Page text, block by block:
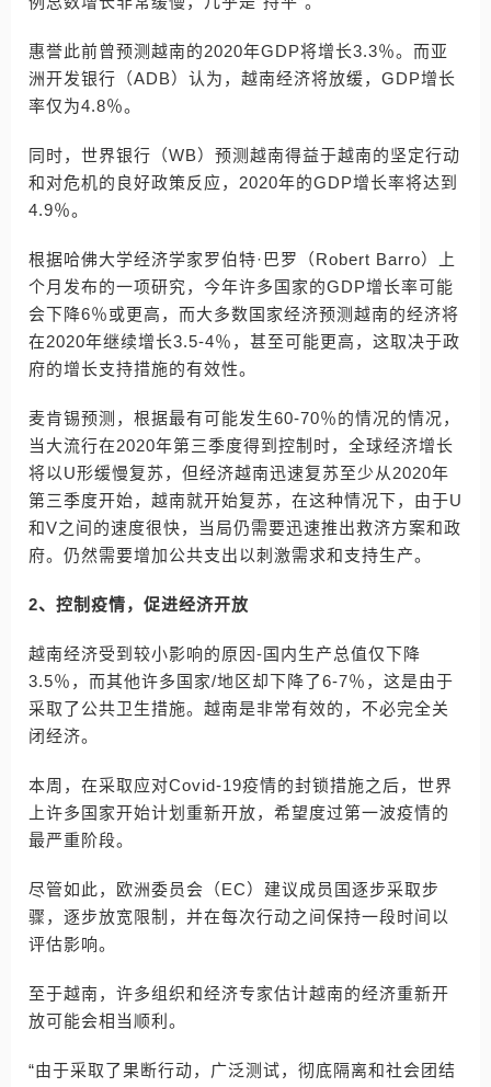
惠誉此前曾预测越南的2020年GDP将增长3.3％。而亚
洲开发银行（ADB）认为，越南经济将放缓，GDP增长
率仅为4.8％。
同时，世界银行（WB）预测越南得益于越南的坚定行动
和对危机的良好政策反应，2020年的GDP增长率将达到
4.9％。
根据哈佛大学经济学家罗伯特·巴罗（Robert Barro）上
个月发布的一项研究，今年许多国家的GDP增长率可能
会下降6％或更高，而大多数国家经济预测越南的经济将
在2020年继续增长3.5-4％，甚至可能更高，这取决于政
府的增长支持措施的有效性。
麦肯锡预测，根据最有可能发生60-70％的情况的情况，
当大流行在2020年第三季度得到控制时，全球经济增长
将以U形缓慢复苏，但经济越南迅速复苏至少从2020年
第三季度开始，越南就开始复苏，在这种情况下，由于U
和V之间的速度很快，当局仍需要迅速推出救济方案和政
府。仍然需要增加公共支出以刺激需求和支持生产。
2、控制疫情，促进经济开放
越南经济受到较小影响的原因-国内生产总值仅下降
3.5％，而其他许多国家/地区却下降了6-7％，这是由于
采取了公共卫生措施。越南是非常有效的，不必完全关
闭经济。
本周，在采取应对Covid-19疫情的封锁措施之后，世界
上许多国家开始计划重新开放，希望度过第一波疫情的
最严重阶段。
尽管如此，欧洲委员会（EC）建议成员国逐步采取步
骤，逐步放宽限制，并在每次行动之间保持一段时间以
评估影响。
至于越南，许多组织和经济专家估计越南的经济重新开
放可能会相当顺利。
“由于采取了果断行动，广泛测试，彻底隔离和社会团结